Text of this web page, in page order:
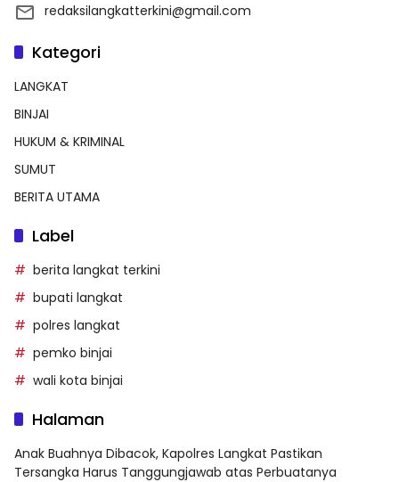
redaksilangkatterkini@gmail.com
Kategori
LANGKAT
BINJAI
HUKUM & KRIMINAL
SUMUT
BERITA UTAMA
Label
berita langkat terkini
bupati langkat
polres langkat
pemko binjai
wali kota binjai
Halaman
Anak Buahnya Dibacok, Kapolres Langkat Pastikan
Tersangka Harus Tanggungjawab atas Perbuatanya